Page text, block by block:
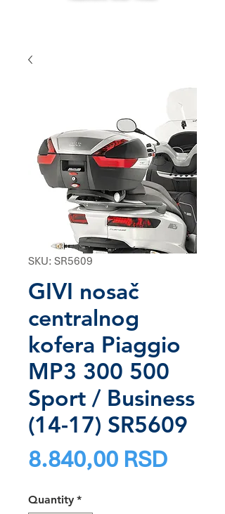
SKU: SR5609
GIVI nosač
centralnog
kofera Piaggio
MP3 300 500
Sport / Business
(14-17) SR5609
8.840,00 RSDPrice
Quantity *